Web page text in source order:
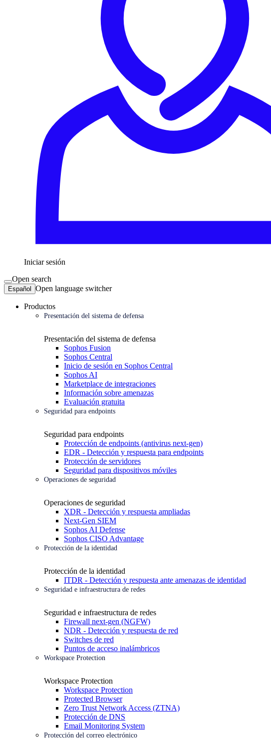
Iniciar sesión
Open search
Español Open language switcher
Productos
Presentación del sistema de defensa
Presentación del sistema de defensa
Sophos Fusion
Sophos Central
Inicio de sesión en Sophos Central
Sophos AI
Marketplace de integraciones
Información sobre amenazas
Evaluación gratuita
Seguridad para endpoints
Seguridad para endpoints
Protección de endpoints (antivirus next-gen)
EDR - Detección y respuesta para endpoints
Protección de servidores
Seguridad para dispositivos móviles
Operaciones de seguridad
Operaciones de seguridad
XDR - Detección y respuesta ampliadas
Next-Gen SIEM
Sophos AI Defense
Sophos CISO Advantage
Protección de la identidad
Protección de la identidad
ITDR - Detección y respuesta ante amenazas de identidad
Seguridad e infraestructura de redes
Seguridad e infraestructura de redes
Firewall next-gen (NGFW)
NDR - Detección y respuesta de red
Switches de red
Puntos de acceso inalámbricos
Workspace Protection
Workspace Protection
Workspace Protection
Protected Browser
Zero Trust Network Access (ZTNA)
Protección de DNS
Email Monitoring System
Protección del correo electrónico